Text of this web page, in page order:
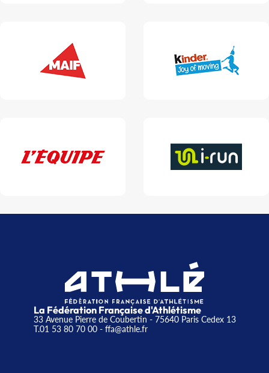
La Fédération Française d'Athlétisme
33 Avenue Pierre de Coubertin - 75640 Paris Cedex 13
T.01 53 80 70 00- ffa@athle.fr